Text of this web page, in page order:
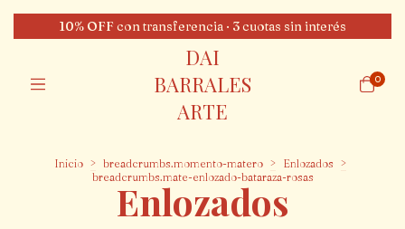
10% OFF con transferencia · 3 cuotas sin interés
DAI
BARRALES
ARTE
0
Inicio > breadcrumbs.momento-matero > Enlozados >
breadcrumbs.mate-enlozado-bataraza-rosas
Enlozados